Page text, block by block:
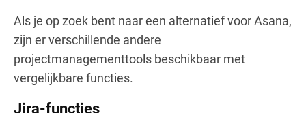
Als je op zoek bent naar een alternatief voor Asana,
zijn er verschillende andere
projectmanagementtools beschikbaar met
vergelijkbare functies.
Jira-functies